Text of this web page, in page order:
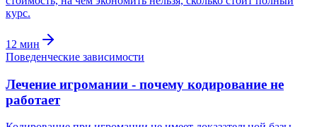
курс.
12 мин
Поведенческие зависимости
Лечение игромании - почему кодирование не
работает